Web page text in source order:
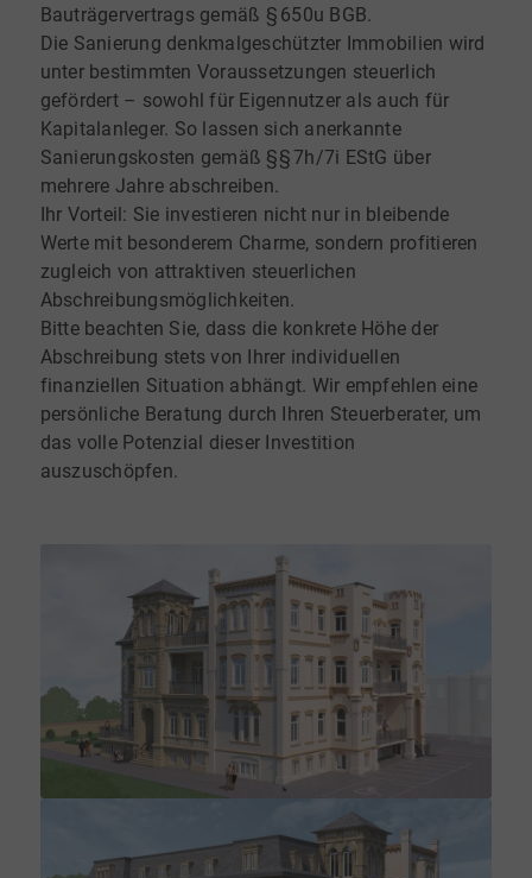
Bauträgervertrags gemäß § 650u BGB.
Die Sanierung denkmalgeschützter Immobilien wird
unter bestimmten Voraussetzungen steuerlich
gefördert – sowohl für Eigennutzer als auch für
Kapitalanleger. So lassen sich anerkannte
Sanierungskosten gemäß §§ 7h/7i EStG über
mehrere Jahre abschreiben.
Ihr Vorteil: Sie investieren nicht nur in bleibende
Werte mit besonderem Charme, sondern profitieren
zugleich von attraktiven steuerlichen
Abschreibungsmöglichkeiten.
Bitte beachten Sie, dass die konkrete Höhe der
Abschreibung stets von Ihrer individuellen
finanziellen Situation abhängt. Wir empfehlen eine
persönliche Beratung durch Ihren Steuerberater, um
das volle Potenzial dieser Investition
auszuschöpfen.